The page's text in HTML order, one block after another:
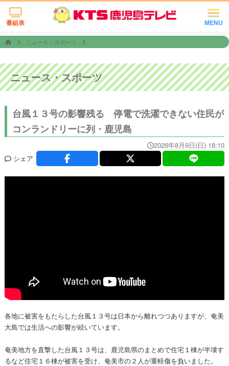
MENU
番組表
ニュース・スポーツ
ニュース・スポーツ
台風１３号の影響残る 停電で洗濯できない住民が
コンランドリーに列・鹿児島
2026年8月9日(日) 18:10
シェア
各地に被害をもたらした台風１３号は日本から離れつつありますが、奄美
大島では生活への影響が続いています。
奄美地方を直撃した台風１３号は、鹿児島県のまとめで住宅１棟が半壊す
るなど住宅１６棟が被害を受け、奄美市の２人が重軽傷を負いました。